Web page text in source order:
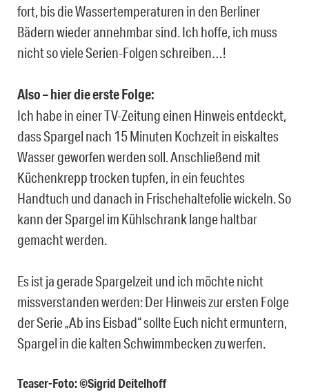
fort, bis die Wassertemperaturen in den Berliner
Bädern wieder annehmbar sind. Ich hoffe, ich muss
nicht so viele Serien-Folgen schreiben…!
Also – hier die erste Folge:
Ich habe in einer TV-Zeitung einen Hinweis entdeckt,
dass Spargel nach 15 Minuten Kochzeit in eiskaltes
Wasser geworfen werden soll. Anschließend mit
Küchenkrepp trocken tupfen, in ein feuchtes
Handtuch und danach in Frischehaltefolie wickeln. So
kann der Spargel im Kühlschrank lange haltbar
gemacht werden.
Es ist ja gerade Spargelzeit und ich möchte nicht
missverstanden werden: Der Hinweis zur ersten Folge
der Serie „Ab ins Eisbad“ sollte Euch nicht ermuntern,
Spargel in die kalten Schwimmbecken zu werfen.
Teaser-Foto: ©Sigrid Deitelhoff